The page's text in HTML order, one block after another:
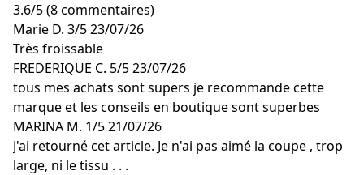
3.6/5(8 commentaires)
Marie D. 3/523/07/26
Très froissable
FREDERIQUE C. 5/523/07/26
tous mes achats sont supers je recommande cette
marque et les conseils en boutique sont superbes
MARINA M. 1/521/07/26
J'ai retourné cet article. Je n'ai pas aimé la coupe , trop
large, ni le tissu . . .